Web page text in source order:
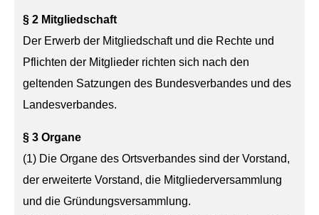
§ 2 Mitgliedschaft
Der Erwerb der Mitgliedschaft und die Rechte und
Pflichten der Mitglieder richten sich nach den
geltenden Satzungen des Bundesverbandes und des
Landesverbandes.
§ 3 Organe
(1) Die Organe des Ortsverbandes sind der Vorstand,
der erweiterte Vorstand, die Mitgliederversammlung
und die Gründungsversammlung.